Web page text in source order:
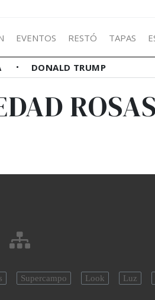
EVENTOS RESTÓ TAPAS
DONALD TRUMP
ROSAS
Supercampo Look Luz